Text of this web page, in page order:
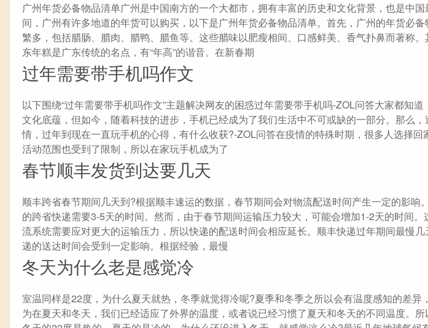
广州年货必备物品清单广州是中国南方的一个大都市，拥有丰富的历史和文化背景，也是中
间，广州有许多地道的年货可以购买，以下是广州年货必备物品清单。首先，广州的年货必
繁多，包括腊肠、腊肉、腊鸭、腊鱼等。这些腊味以肥瘦相间、口感鲜美、香气扑鼻而著称
东年糕是广东传统的名点，有“年高”的谐音。在新春期
过年需要带手机吗作文
以下围绕“过年需要带手机吗作文”主题解决网友的困惑过年需要带手机吗-ZOL问答大家都知
文化底蕴，但如今，随着科技的进步，手机已经成为了我们生活中不可或缺的一部分。那么
情，过年到现在一直玩手机的心得，有什么收获?-ZOL问答在疫情的特殊时期，很多人选择
活动范围也受到了限制，所以在家玩手机成为了
春节顺丰发货到达要几天
顺丰跨省春节期间几天到?根据顺丰速运的数据，春节期间会对物流配送时间产生一定的影响
的跨省快递需要3-5天的时间。然而，由于春节期间运输压力较大，可能会增加1-2天的时间
流系统需要应对更大的运输压力，所以快递的配送时间会相应延长。顺丰快递过年期间最慢
递的送达时间会受到一定影响。根据经验，最慢
冬天为什么老是感觉冷
室温同样是22度，为什么夏天就热，冬季就觉得冷呢?夏季和冬季之所以会有温度感知的差
为在夏天和冬天，我们已经适应了外界的温度，或者说已经习惯了夏天和冬天的不同温度。